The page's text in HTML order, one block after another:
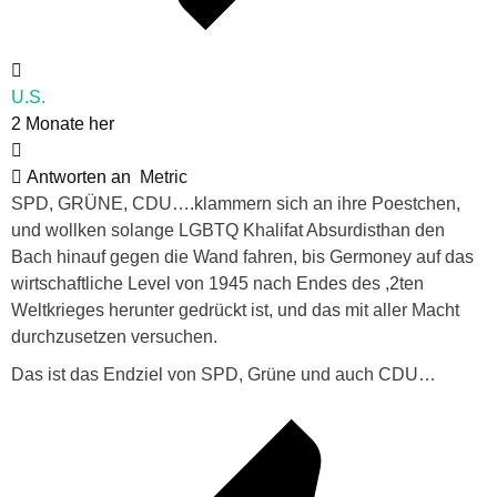
U.S.
2 Monate her
Antworten an
Metric
SPD, GRÜNE, CDU….klammern sich an ihre Poestchen,
und wollken solange LGBTQ Khalifat Absurdisthan den
Bach hinauf gegen die Wand fahren, bis Germoney auf das
wirtschaftliche Level von 1945 nach Endes des ,2ten
Weltkrieges herunter gedrückt ist, und das mit aller Macht
durchzusetzen versuchen.
Das ist das Endziel von SPD, Grüne und auch CDU…